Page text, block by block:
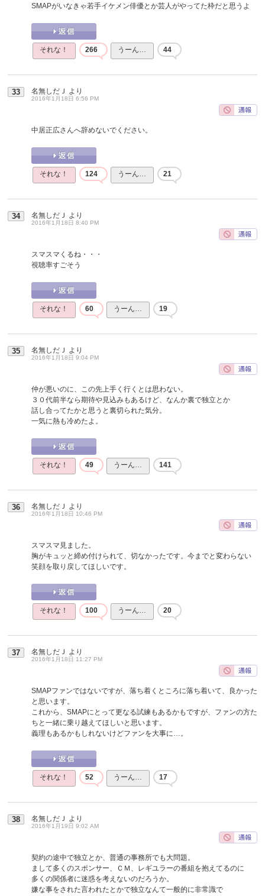
SMAPがいなきゃ若手イケメン俳優とか芸人がやってた枠だと思うよ
それな！ 266 うーん… 44
33 名無しだＪ より
2016年1月18日 6:56 PM
中居正広さんへ辞めないでください。
それな！ 124 うーん… 21
34 名無しだＪ より
2016年1月18日 8:40 PM
スマスマくるね・・・
視聴率すごそう
それな！ 60 うーん… 19
35 名無しだＪ より
2016年1月18日 9:04 PM
仲が悪いのに、この先上手く行くとは思わない。
３０代前半なら期待や見込みもあるけど、なんか裏で独立とか
話し合ってたかと思うと裏切られた気分。
一気に熱も冷めたよ。
それな！ 49 うーん… 141
36 名無しだＪ より
2016年1月18日 10:46 PM
スマスマ見ました。
胸がキュッと締め付けられて、切なかったです。今までと変わらない
笑顔を取り戻してほしいです。
それな！ 100 うーん… 20
37 名無しだＪ より
2016年1月18日 11:27 PM
SMAPファンではないですが、落ち着くところに落ち着いて、良かった
と思います。
これから、SMAPにとって更なる試練もあるかもですが、ファンの方た
ちと一緒に乗り越えてほしいと思います。
義理もあるかもしれないけどファンを大事に…。
それな！ 52 うーん… 17
38 名無しだＪ より
2016年1月19日 9:02 AM
契約の途中で独立とか、普通の事務所でも大問題。
まして多くのスポンサー、ＣＭ、レギユラーの番組を抱えてるのに
多くの関係者に迷惑を考えないのだろうか。
嫌な事をされた言われたとかで独立なんて一般的に非常識で